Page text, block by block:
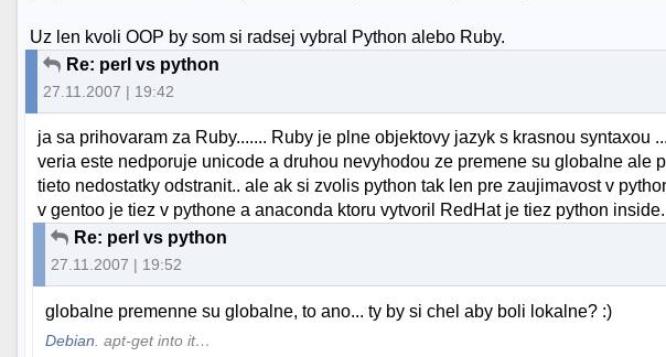
Uz len kvoli OOP by som si radsej vybral Python alebo Ruby.
Re: perl vs python
27.11.2007 | 19:42
ja sa prihovaram za Ruby....... Ruby je plne objektovy jazyk s krasnou syntaxou
veria este nedporuje unicode a druhou nevyhodou ze premene su globalne ale
tieto nedostatky odstranit.. ale ak si zvolis python tak len pre zaujimavost v
v gentoo je tiez v pythone a anaconda ktoru vytvoril RedHat je tiez python
Re: perl vs python
27.11.2007 | 19:52
globalne premenne su globalne, to ano... ty by si chel aby boli lokalne? :)
Debian. apt-get into it…